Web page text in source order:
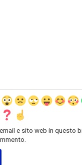
e sito web in questo